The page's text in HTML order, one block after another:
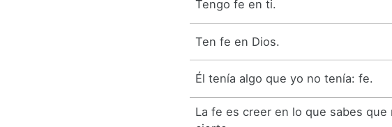
Tengo fe en ti.
Ten fe en Dios.
Él tenía algo que yo no tenía: fe.
La fe es creer en lo que sabes que